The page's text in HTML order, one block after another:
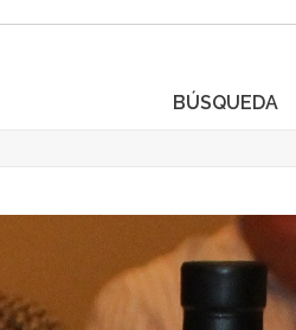
BÚSQUEDA